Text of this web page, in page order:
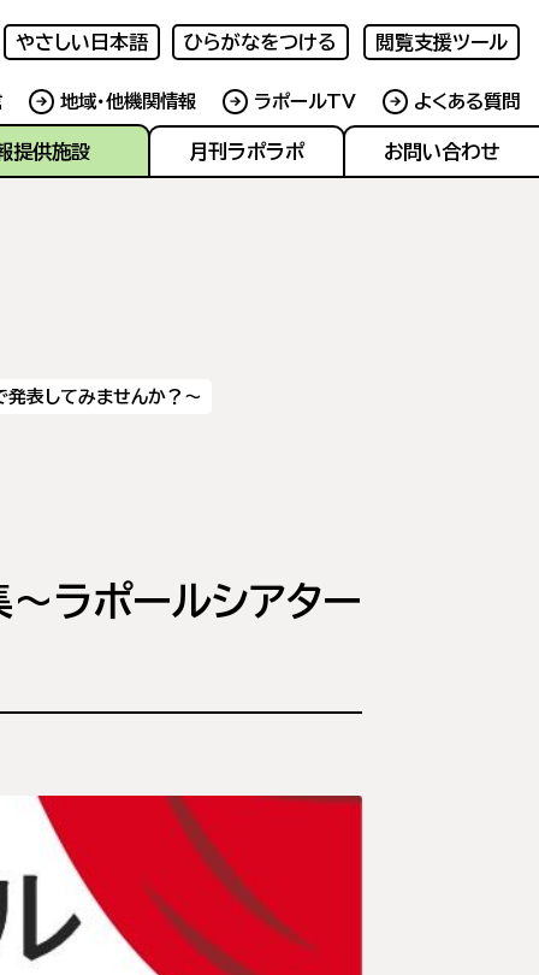
やさしい日本語 ひらがなをつける 閲覧支援ツール
地域・他機関情報 ラポールTV よくある質問
提供施設 月刊ラポラポ お問い合わせ
発表してみませんか？～
～ラポールシアター